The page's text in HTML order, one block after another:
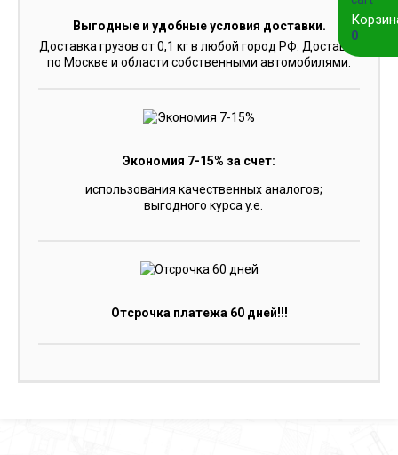
Выгодные и удобные условия доставки.
Доставка грузов от 0,1 кг в любой город РФ. Доставка
по Москве и области собственными автомобилями.
Экономия 7-15% за счет:
использования качественных аналогов;
выгодного курса y.e.
Отсрочка платежа 60 дней!!!
0